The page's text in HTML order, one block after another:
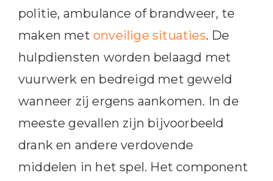
politie, ambulance of brandweer, te
maken met onveilige situaties. De
hulpdiensten worden belaagd met
vuurwerk en bedreigd met geweld
wanneer zij ergens aankomen. In de
meeste gevallen zijn bijvoorbeeld
drank en andere verdovende
middelen in het spel. Het component